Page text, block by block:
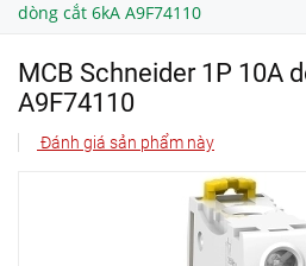
dòng cắt 6kA A9F74110
MCB Schneider 1P 10A
A9F74110
Đánh giá sản phẩm này